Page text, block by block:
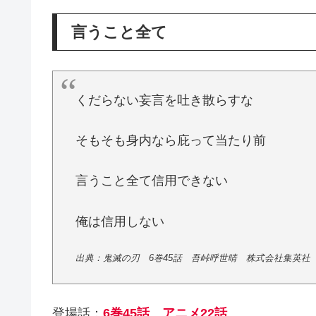
言うこと全て
くだらない妄言を吐き散らすな
そもそも身内なら庇って当たり前
言うこと全て信用できない
俺は信用しない
出典：鬼滅の刃 6巻45話 吾峠呼世晴 株式会社集英社